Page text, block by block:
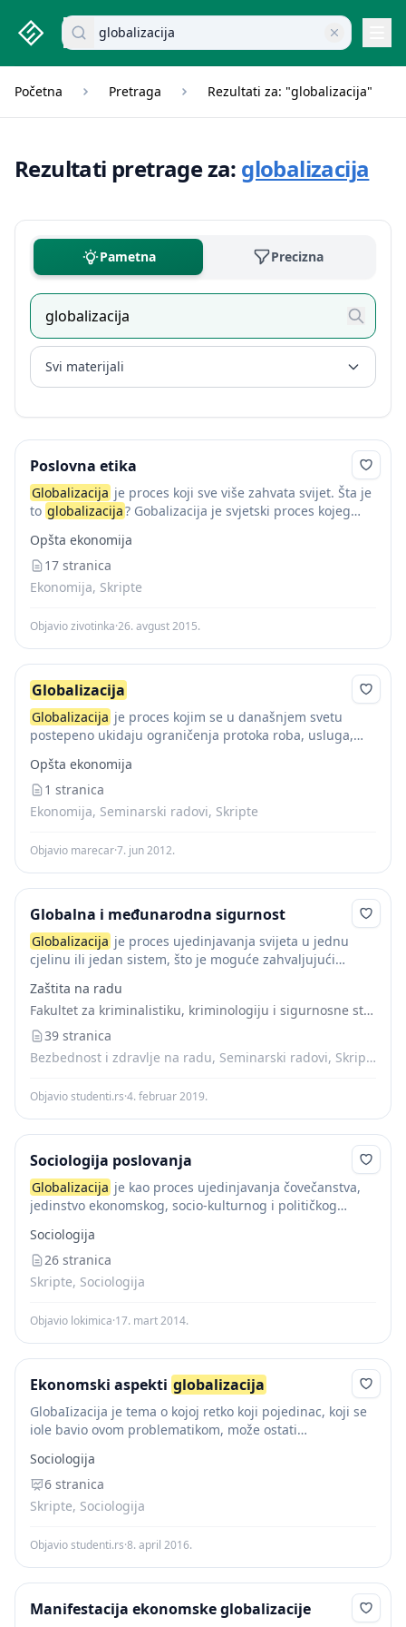
studenti.rs home page
Pretraži dokumente
Početna Pretraga Rezultati za: "globalizacija"
Rezultati pretrage za: globalizacija
Pametna Precizna
Svi materijali
Poslovna etika
Globalizacija je proces koji sve više zahvata svijet. Šta je
to globalizacija? Gobalizacija je svjetski proces kojeg
globalnom planu.Ne pretendujući da izvedemo
definiciju, globalizaciju...
Opšta ekonomija
17 stranica
Ekonomija, Skripte
Objavio zivotinka·26. avgust 2015.
Globalizacija
Globalizacija je proces kojim se u današnjem svetu
postepeno ukidaju ograničenja protoka roba, usluga,
odnosno ideologija koja za cilj ima njegovo...
Opšta ekonomija
1 stranica
Ekonomija, Seminarski radovi, Skripte
Objavio marecar·7. jun 2012.
Globalna i međunarodna sigurnost
Globalizacija je proces ujedinjavanja svijeta u jednu
cjelinu ili jedan sistem, što je moguće zahvaljujući
tehnološkom napretku. Svijet postaje međusobno
integriran i sve što se...
Zaštita na radu
Fakultet za kriminalistiku, kriminologiju i sigurnosne studije
39 stranica
Bezbednost i zdravlje na radu, Seminarski radovi, Skripte
Objavio studenti.rs·4. februar 2019.
Sociologija poslovanja
Globalizacija je kao proces ujedinjavanja čovečanstva,
jedinstvo ekonomskog, socio-kulturnog i političkog
povezani i zavisni. U takvom društvu postoje uslovi za
dominacijom...
Sociologija
26 stranica
Skripte, Sociologija
Objavio lokimica·17. mart 2014.
Ekonomski aspekti globalizacija
GlobaIizacija je tema o kojoj retko koji pojedinac, koji se
iole bavio ovom problematikom, može ostati
sa jedne strane okuplja brojne vatrene...
Sociologija
6 stranica
Skripte, Sociologija
Objavio studenti.rs·8. april 2016.
Manifestacija ekonomske globalizacije